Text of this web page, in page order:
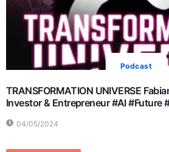
Podcast
TRANSFORMATION UNIVERSE
Investor & Entrepreneur #Al #Future
04/05/2024